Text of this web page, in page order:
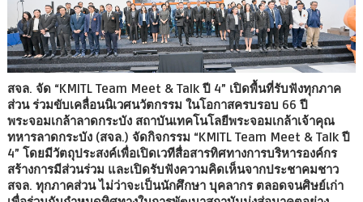
สจล. จัด “KMITL Team Meet & Talk ปี 4” เปิดพื้นที่รับฟังทุกภาค
ส่วน ร่วมขับเคลื่อนนิเวศนวัตกรรม ในโอกาสครบรอบ 66 ปี
พระจอมเกล้าลาดกระบัง สถาบันเทคโนโลยีพระจอมเกล้าเจ้าคุณ
ทหารลาดกระบัง (สจล.) จัดกิจกรรม “KMITL Team Meet & Talk ปี
4” โดยมีวัตถุประสงค์เพื่อเปิดเวทีสื่อสารทิศทางการบริหารองค์กร
สร้างการมีส่วนร่วม และเปิดรับฟังความคิดเห็นจากประชาคมชาว
สจล. ทุกภาคส่วน ไม่ว่าจะเป็นนักศึกษา บุคลากร ตลอดจนศิษย์เก่า